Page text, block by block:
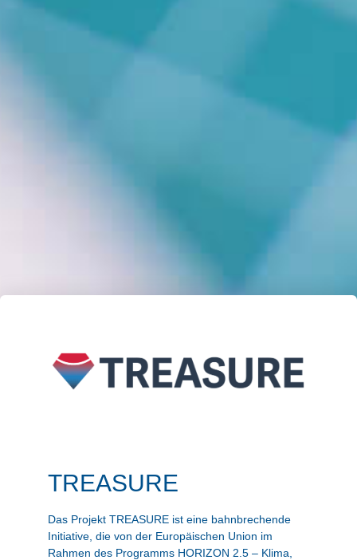
TREASURE
Das Projekt TREASURE ist eine bahnbrechende
Initiative, die von der Europäischen Union im
Rahmen des Programms HORIZON 2.5 – Klima,